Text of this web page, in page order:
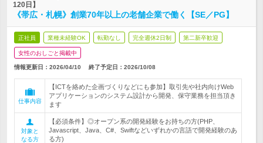
120日】
《帯広・札幌》創業70年以上の老舗企業で働く【SE／PG】
正社員 業種未経験OK 転勤なし 完全週休2日制 第二新卒歓迎
女性のおしごと掲載中
情報更新日：2026/04/10 終了予定日： 2026/10/08
仕事内容
【ICTを絡めた企画づくりなどにも参加】取引先や社内向けWeb
アプリケーションのシステム設計から開発、保守業務を担当頂き
ます
対象と
なる方
【必須条件】◎オープン系の開発経験をお持ちの方(PHP、
Javascript、Java、C#、Swiftなどいずれかの言語で開発経験のあ
る方)